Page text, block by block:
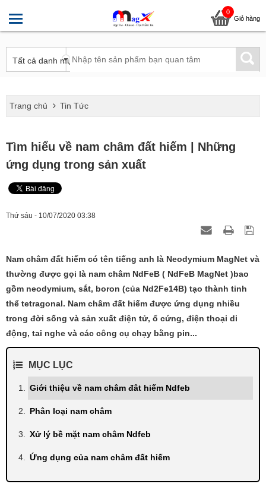
0
Giỏ hàng
Trang chủ Tin Tức
Tìm hiểu về nam châm đất hiếm | Những
ứng dụng trong sản xuất
Thứ sáu - 10/07/2020 03:38
Nam châm đất hiếm có tên tiếng anh là Neodymium MagNet và
thường được gọi là nam châm NdFeB ( NdFeB MagNet )bao
gồm neodymium, sắt, boron (của Nd2Fe14B) tạo thành tinh
thể tetragonal. Nam châm đất hiếm được ứng dụng nhiều
trong đời sống và sản xuất điện tử, ổ cứng, điện thoại di
động, tai nghe và các công cụ chạy bằng pin...
MỤC LỤC
Giới thiệu về nam châm đât hiếm Ndfeb
Phân loại nam châm
Xử lý bề mặt nam châm Ndfeb
Ứng dụng của nam châm đất hiếm